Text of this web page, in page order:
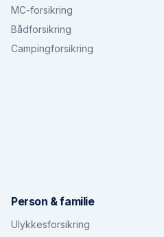
MC-forsikring
Bådforsikring
Campingforsikring
Person & familie
Ulykkesforsikring